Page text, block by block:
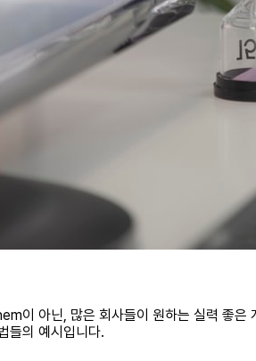
이 아닌, 많은 회사들이 원하는 실력 좋은
들의 예시입니다.